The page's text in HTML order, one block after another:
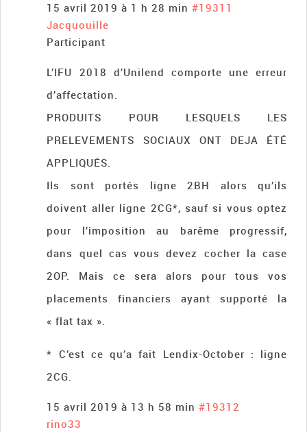
15 avril 2019 à 1 h 28 min #19311
Jacquouille
Participant
L’IFU 2018 d’Unilend comporte une erreur
d’affectation.
PRODUITS POUR LESQUELS LES
PRELEVEMENTS SOCIAUX ONT DEJA ÉTÉ
APPLIQUÉS.
Ils sont portés ligne 2BH alors qu’ils
doivent aller ligne 2CG*, sauf si vous optez
pour l’imposition au barême progressif,
dans quel cas vous devez cocher la case
2OP. Mais ce sera alors pour tous vos
placements financiers ayant supporté la
« flat tax ».
* C’est ce qu’a fait Lendix-October : ligne
2CG.
15 avril 2019 à 13 h 58 min #19312
rino33